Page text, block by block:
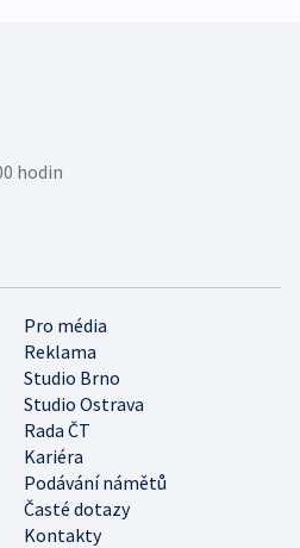
Pro média
Reklama
Studio Brno
Studio Ostrava
Rada ČT
Kariéra
Podávání námětů
Časté dotazy
Kontakty
hodin